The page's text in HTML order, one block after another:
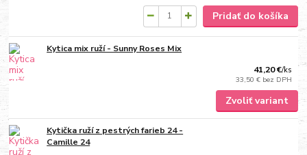
Pridať do košíka
Kytica mix ruží - Sunny Roses Mix
41,20 €/ks
33,50 € bez DPH
Zvoliť variant
Kytička ruží z pestrých farieb 24 -
Camille 24